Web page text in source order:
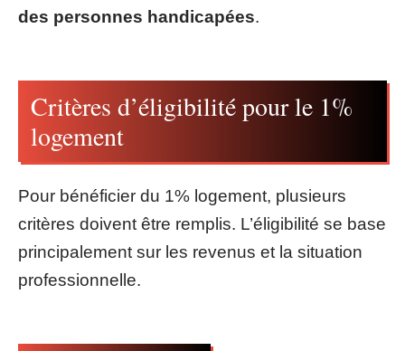
des personnes handicapées.
Critères d’éligibilité pour le 1%
logement
Pour bénéficier du 1% logement, plusieurs
critères doivent être remplis. L’éligibilité se base
principalement sur les revenus et la situation
professionnelle.